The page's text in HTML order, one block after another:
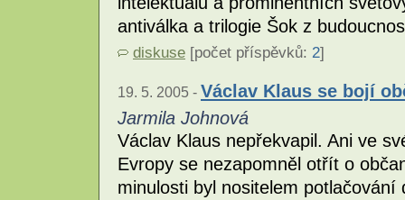
antiválka a trilogie Šok z
diskuse [počet příspěvků: 2]
19. 5. 2005 - Václav Klaus se bojí
Jarmila Johnová
Václav Klaus nepřekvapil. Ani ve
Evropy se nezapomněl otřít o
minulosti byl nositelem